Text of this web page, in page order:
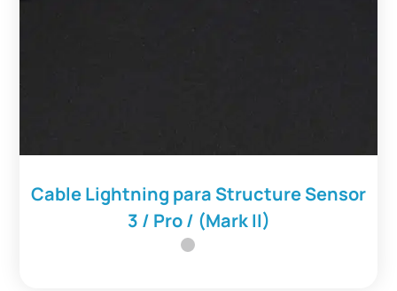
Cable Lightning para Structure Sensor
3 / Pro / (Mark II)